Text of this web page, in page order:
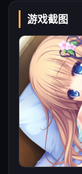
游戏截图